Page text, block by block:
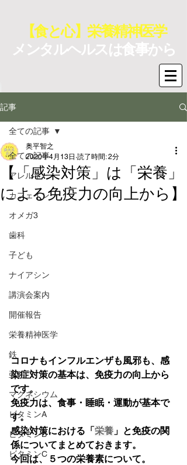
【食と心】栄養精神医学
メンタルヘルスは食事から
記事
全ての記事
アレルギー
カフェイン
オメガ3
歯科
子ども
ナイアシン
講演会案内
開催報告
栄養精神医学
鉄
亜鉛
マグネシウム
ビタミンA
ビタミンB
ビタミンC
全ての記事
【「感染対策」は「栄養」
による免疫力の向上から】
奥平智之
2020年4月13日 読了時間: 2分
コロナもインフルエンザも風邪も、感
染症対策の基本は、免疫力の向上から
です。
免疫力は、食事・睡眠・運動が基本で
す。
感染対策における「栄養 」と免疫の関
係についてまとめておきます。
今回は、５つの栄養素について。